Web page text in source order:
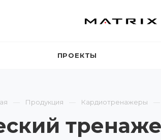
ПРОЕКТЫ
Продукция Кардиотренажеры